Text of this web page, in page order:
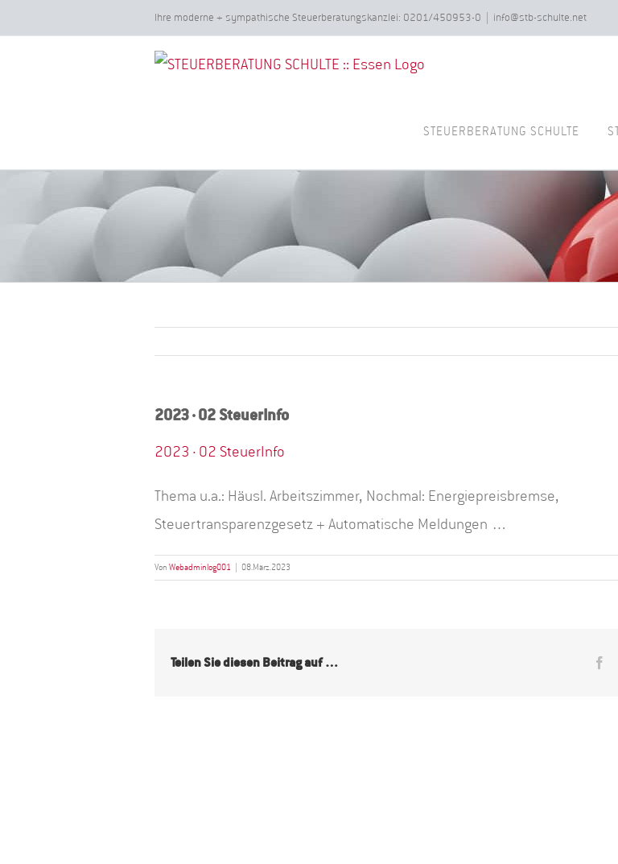
Inhalt
Ihre moderne + sympathische Steuerberatungskanzlei: 0201/450953-0 info@stb-schulte.net
STEUERBERATUNG SCHULTE
2023·02 SteuerInfo
2023·02 SteuerInfo
Thema u.a.: Häusl. Arbeitszimmer, Nochmal: Energiepreisbremse,
Steuertransparenzgesetz + Automatische Meldungen …
Von Webadminlog001 08.März.2023
Teilen Sie diesen Beitrag auf …